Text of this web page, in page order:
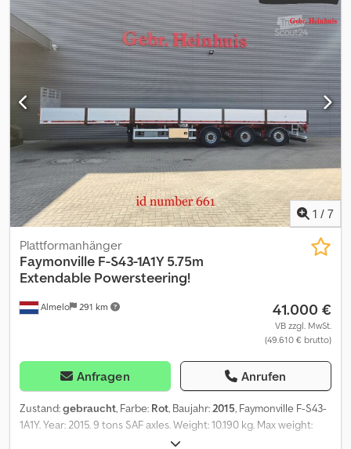
Funk * 3. Achse Nachlaufgelenkt * SAF-Achsen * Luftgefedert *
Trommelbremse * LG: 10.900 kg * NL: 31.100 kg Chsdpfxozq Nups
Agfja * GG: 42.000 kg * Reifen 235 / 75 R 17,5 * mehr Bilder und
Videos per Whatsapp * Angaben ohne Gewähr und
Zwischenverkauf vorbehalten.
1 / 7
Almelo 291 km
Plattformanhänger
Faymonville F-S43-1A1Y 5.75m
Extendable Powersteering!
41.000 €
VB zzgl. MwSt.
(49.610 € brutto)
Anfragen Anrufen
Zustand:gebraucht, Farbe: Rot, Baujahr:2015, Faymonville F-S43-
1A1Y. Year: 2015. 9 tons SAF axles. Weight: 10.190 kg. Max weight:
45.000 kg. Kingpin load: 18.000 kg. 5.75m Extendable.